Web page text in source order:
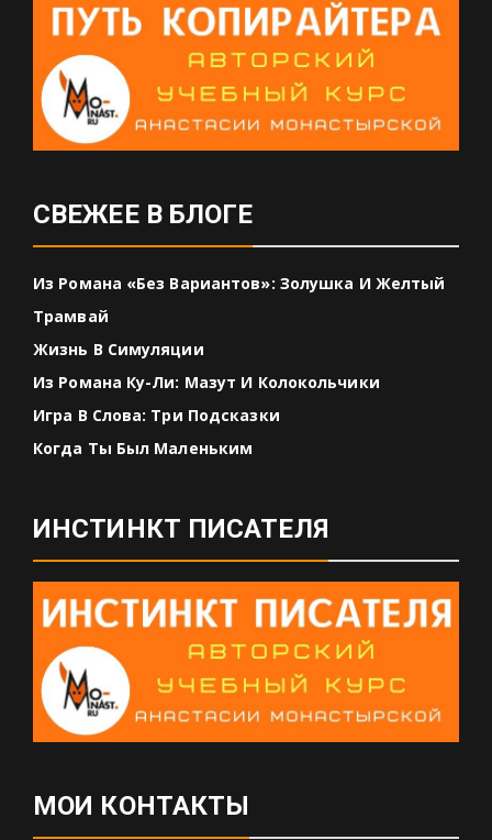
СВЕЖЕЕ В БЛОГЕ
Из Романа «Без Вариантов»: Золушка И Желтый
Трамвай
Жизнь В Симуляции
Из Романа Ку-Ли: Мазут И Колокольчики
Игра В Слова: Три Подсказки
Когда Ты Был Маленьким
ИНСТИНКТ ПИСАТЕЛЯ
МОИ КОНТАКТЫ